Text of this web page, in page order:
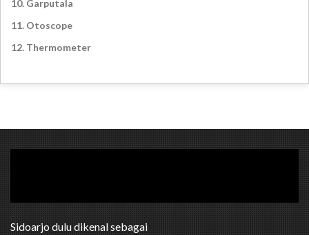
10. Garputala
11. Otoscope
12. Thermometer
Sidoarjo dulu dikenal sebagai